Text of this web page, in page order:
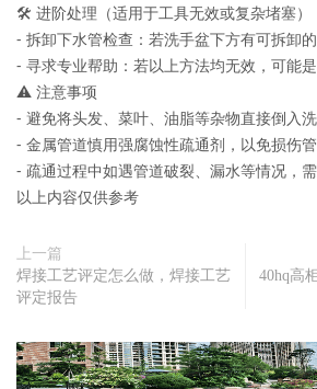
🛠️ 进阶处理（适用于工具无效或复杂堵塞）
- 拆卸下水管检查：若洗手盆下方有可拆卸
- 寻求专业帮助：若以上方法均无效，可能
⚠️ 注意事项
- 避免将头发、菜叶、油脂等杂物直接倒入
- 金属管道慎用强腐蚀性疏通剂，以免损伤管
- 疏通过程中如遇管道破裂、漏水等情况，
以上内容仅供参考
上一篇
焊接工艺评定怎么做，焊接工艺
评定报告
40hq高